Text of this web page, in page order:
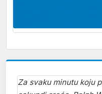
Za svaku minutu koju